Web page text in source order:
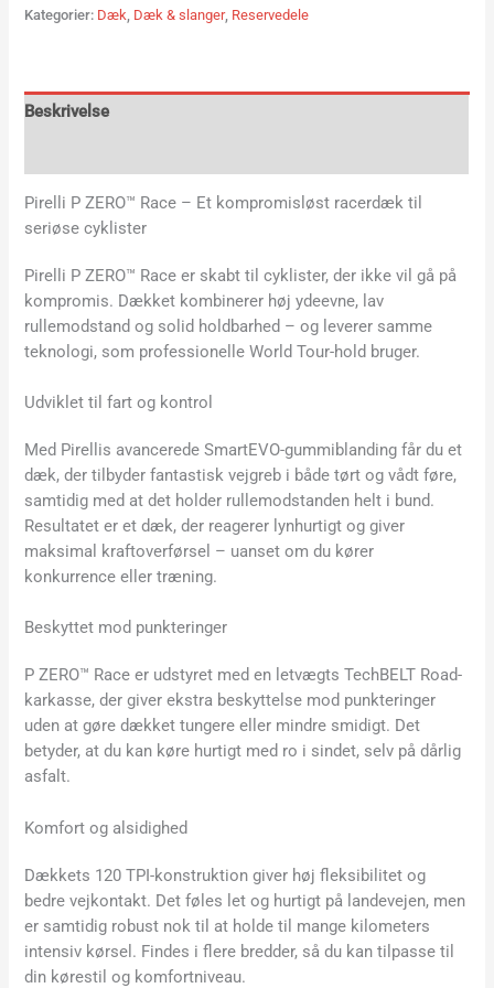
Kategorier: Dæk Dæk & slanger, Reservedele
Beskrivelse
Pirelli P ZERO™ Race – Et kompromisløst racerdæk til
seriøse cyklister
Pirelli P ZERO™ Race er skabt til cyklister, der ikke vil gå på
kompromis. Dækket kombinerer høj ydeevne, lav
rullemodstand og solid holdbarhed – og leverer samme
teknologi, som professionelle World Tour-hold bruger.
Udviklet til fart og kontrol
Med Pirellis avancerede SmartEVO-gummiblanding får du et
dæk, der tilbyder fantastisk vejgreb i både tørt og vådt føre,
samtidig med at det holder rullemodstanden helt i bund.
Resultatet er et dæk, der reagerer lynhurtigt og giver
maksimal kraftoverførsel – uanset om du kører
konkurrence eller træning.
Beskyttet mod punkteringer
P ZERO™ Race er udstyret med en letvægts TechBELT Road-
karkasse, der giver ekstra beskyttelse mod punkteringer
uden at gøre dækket tungere eller mindre smidigt. Det
betyder, at du kan køre hurtigt med ro i sindet, selv på dårlig
asfalt.
Komfort og alsidighed
Dækkets 120 TPI-konstruktion giver høj fleksibilitet og
bedre vejkontakt. Det føles let og hurtigt på landevejen, men
er samtidig robust nok til at holde til mange kilometers
intensiv kørsel. Findes i flere bredder, så du kan tilpasse til
din kørestil og komfortniveau.